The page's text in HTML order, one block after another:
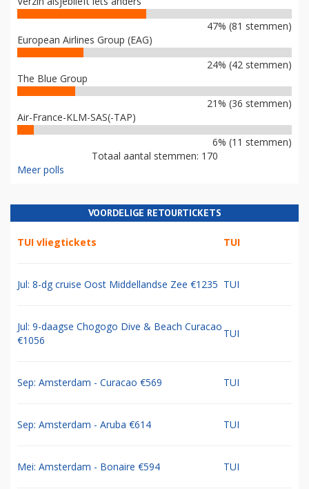
47% (81 stemmen)
European Airlines Group (EAG)
24% (42 stemmen)
The Blue Group
21% (36 stemmen)
Air-France-KLM-SAS(-TAP)
6% (11 stemmen)
Totaal aantal stemmen: 170
Meer polls
VOORDELIGE RETOURTICKETS
TUI vliegtickets TUI
Jul: 8-dg cruise Oost Middellandse Zee €1235 TUI
Jul: 9-daagse Chogogo Dive & Beach Curacao
€1056
TUI
Sep: Amsterdam - Curacao €569 TUI
Sep: Amsterdam - Aruba €614 TUI
Mei: Amsterdam - Bonaire €594 TUI